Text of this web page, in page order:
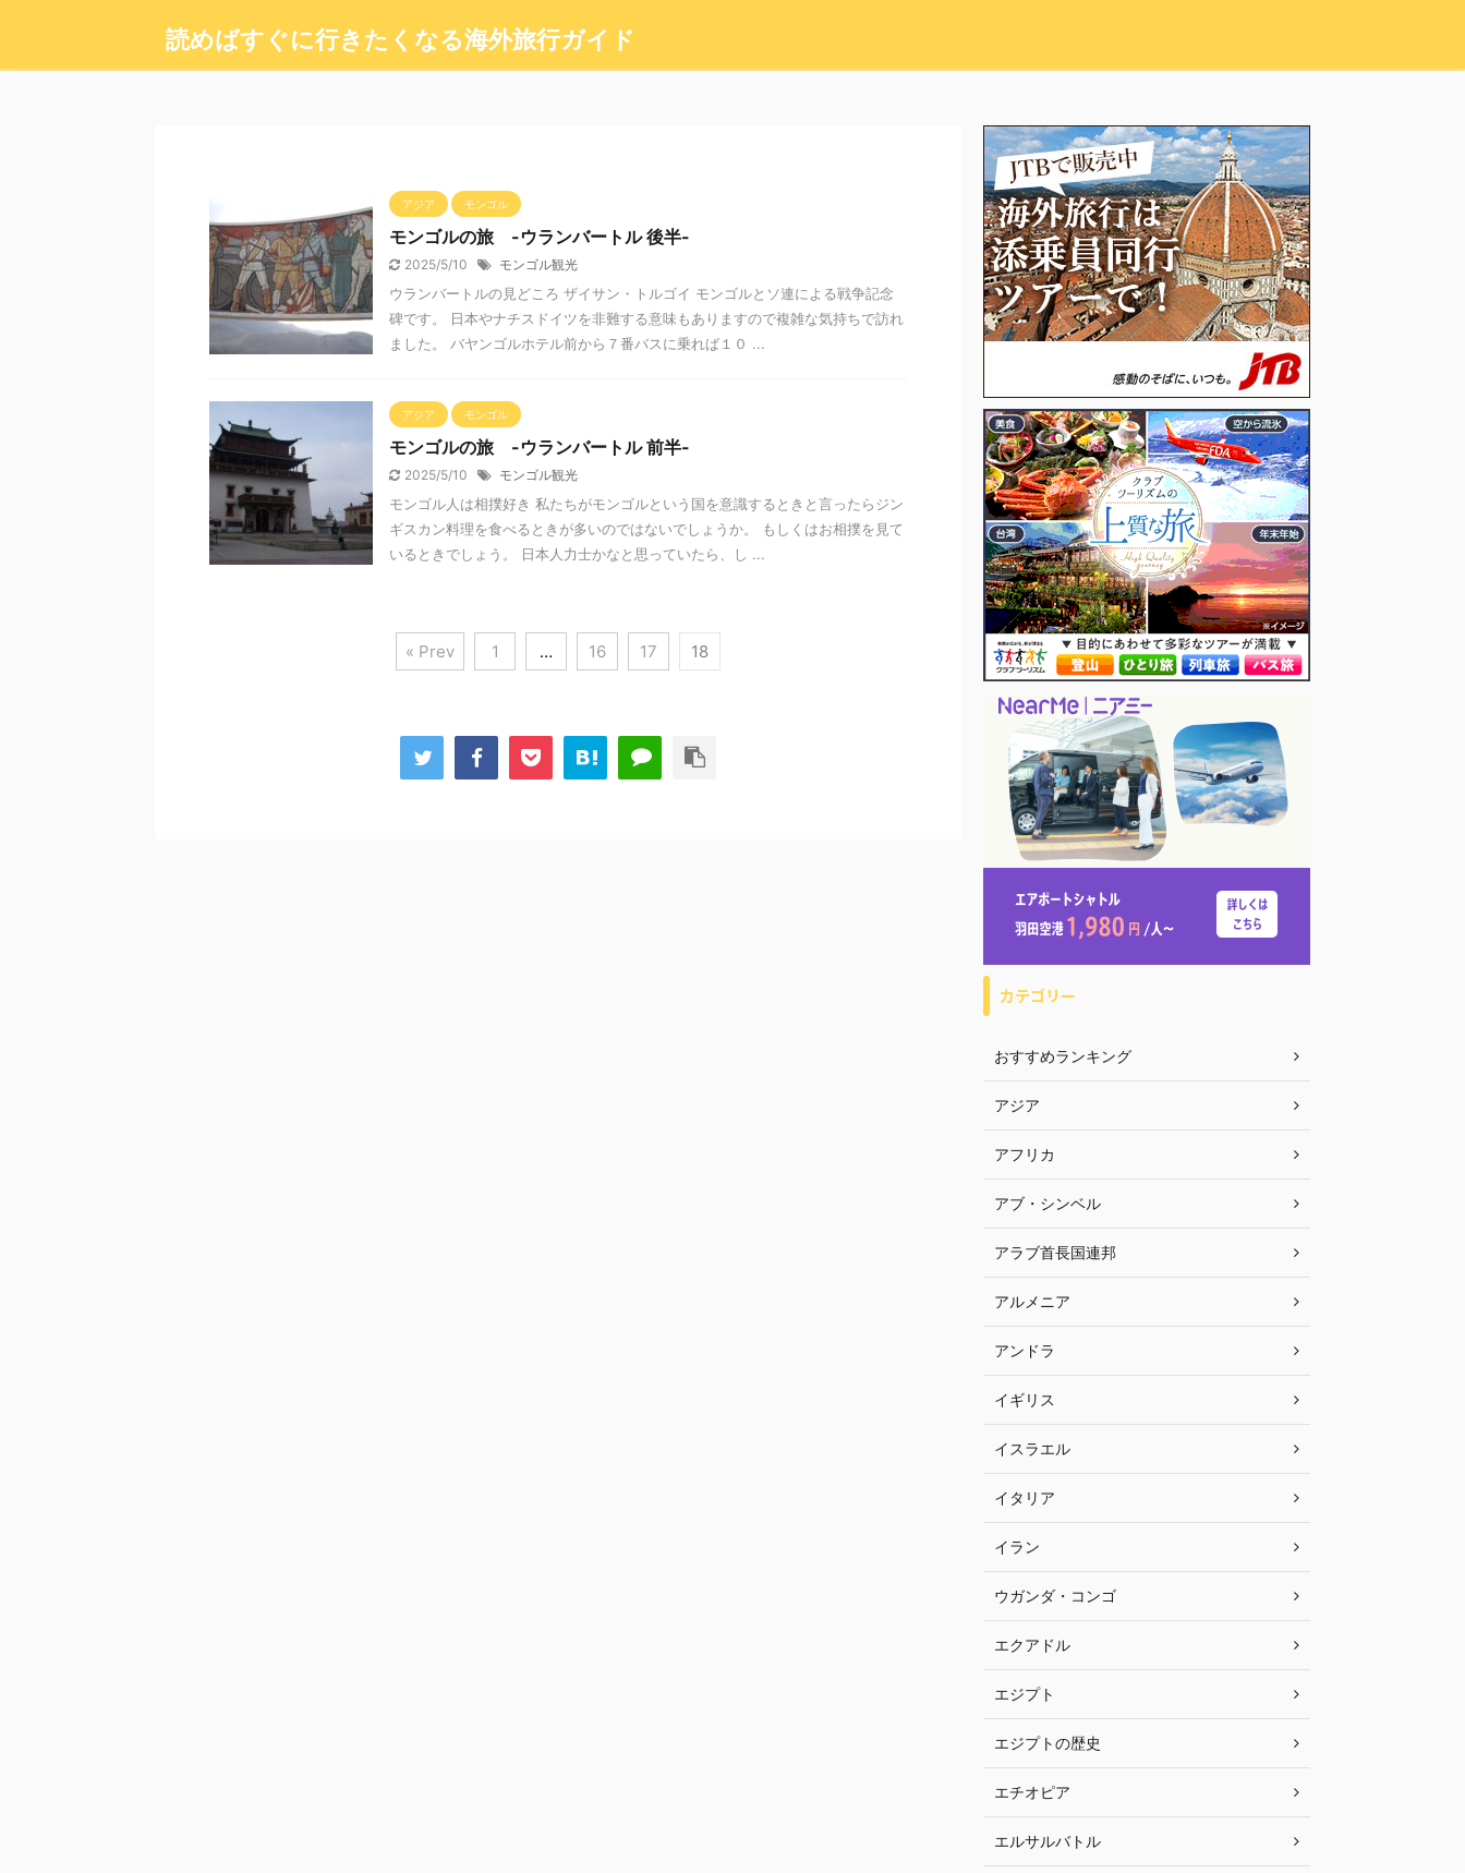
読めばすぐに行きたくなる海外旅行ガイド
アジア モンゴル
モンゴルの旅 -ウランバートル 後半-
2025/5/10 モンゴル観光
ウランバートルの見どころ ザイサン・トルゴイ モンゴルとソ連による戦争記念
碑です。 日本やナチスドイツを非難する意味もありますので複雑な気持ちで訪れ
ました。 バヤンゴルホテル前から７番バスに乗れば１０ ...
アジア モンゴル
モンゴルの旅 -ウランバートル 前半-
2025/5/10 モンゴル観光
モンゴル人は相撲好き 私たちがモンゴルという国を意識するときと言ったらジン
ギスカン料理を食べるときが多いのではないでしょうか。 もしくはお相撲を見て
いるときでしょう。 日本人力士かなと思っていたら、し ...
« Prev 1 … 16 17 18
カテゴリー
おすすめランキング
アジア
アフリカ
アブ・シンベル
アラブ首長国連邦
アルメニア
アンドラ
イギリス
イスラエル
イタリア
イラン
ウガンダ・コンゴ
エクアドル
エジプト
エジプトの歴史
エチオピア
エルサルバトル